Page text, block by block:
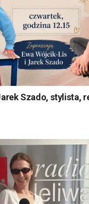
Szado, stylista,